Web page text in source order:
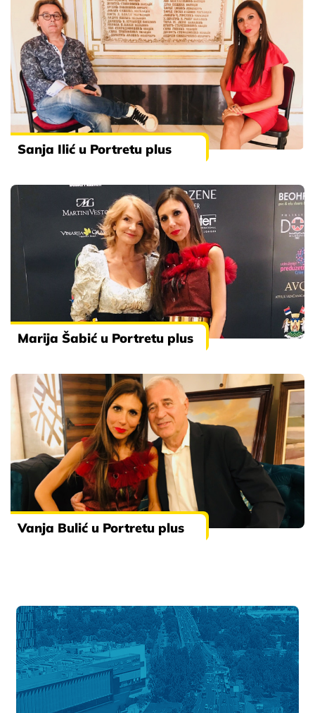
Sanja Ilić u Portretu plus
Marija Šabić u Portretu plus
Vanja Bulić u Portretu plus